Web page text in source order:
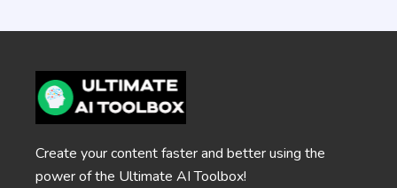
Email Subject Lines
rates.
Create your content faster and better using the
power of the Ultimate AI Toolbox!